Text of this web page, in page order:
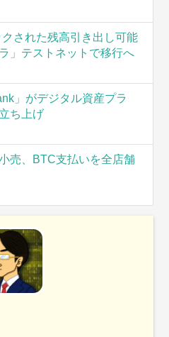
された残高引き出し可能
」テストネットで移行へ
」がデジタル資産プラ
ち上げ
売、BTC支払いを全店舗